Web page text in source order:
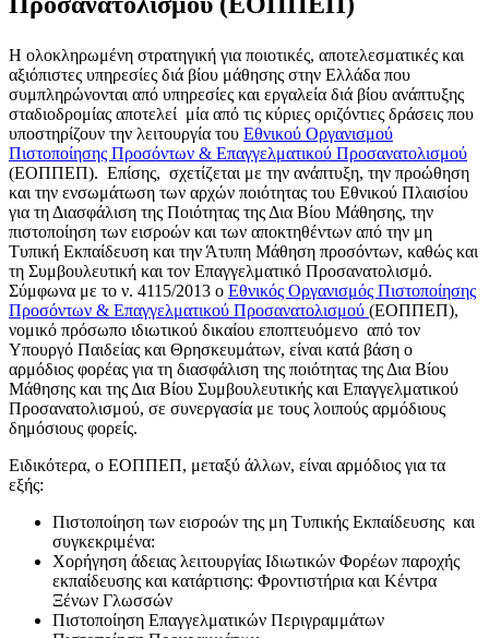
Η ολοκληρωμένη στρατηγική για ποιοτικές, αποτελεσματικές και
αξιόπιστες υπηρεσίες διά βίου μάθησης στην Ελλάδα που
συμπληρώνονται από υπηρεσίες και εργαλεία διά βίου ανάπτυξης
σταδιοδρομίας αποτελεί μία από τις κύριες οριζόντιες δράσεις που
υποστηρίζουν την λειτουργία του Εθνικού Οργανισμού
Πιστοποίησης Προσόντων & Επαγγελματικού Προσανατολισμού
(ΕΟΠΠΕΠ). Επίσης, σχετίζεται με την ανάπτυξη, την προώθηση
και την ενσωμάτωση των αρχών ποιότητας του Εθνικού Πλαισίου
για τη Διασφάλιση της Ποιότητας της Δια Βίου Mάθησης, την
πιστοποίηση των εισροών και των αποκτηθέντων από την μη
Τυπική Εκπαίδευση και την Άτυπη Μάθηση προσόντων, καθώς και
τη Συμβουλευτική και τον Επαγγελματικό Προσανατολισμό.
Σύμφωνα με το ν. 4115/2013 ο Εθνικός Οργανισμός Πιστοποίησης
Προσόντων & Επαγγελματικού Προσανατολισμού (ΕΟΠΠΕΠ),
νομικό πρόσωπο ιδιωτικού δικαίου εποπτευόμενο από τον
Υπουργό Παιδείας και Θρησκευμάτων, είναι κατά βάση ο
αρμόδιος φορέας για τη διασφάλιση της ποιότητας της Δια Βίου
Μάθησης και της Δια Βίου Συμβουλευτικής και Επαγγελματικού
Προσανατολισμού, σε συνεργασία με τους λοιπούς αρμόδιους
δημόσιους φορείς.
Ειδικότερα, ο ΕΟΠΠΕΠ, μεταξύ άλλων, είναι αρμόδιος για τα
εξής:
Πιστοποίηση των εισροών της μη Τυπικής Εκπαίδευσης και
συγκεκριμένα:
Χορήγηση άδειας λειτουργίας Ιδιωτικών Φορέων παροχής
εκπαίδευσης και κατάρτισης: Φροντιστήρια και Κέντρα
Ξένων Γλωσσών
Πιστοποίηση Επαγγελματικών Περιγραμμάτων